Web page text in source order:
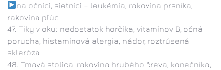
na očnici, sietnici – leukémia, rakovina prsníka,
rakovina pľúc
Tiky v oku: nedostatok horčíka, vitamínov B, očná
porucha, histamínová alergia, nádor, roztrúsená
skleróza
Tmavá stolica: rakovina hrubého čreva, konečníka,